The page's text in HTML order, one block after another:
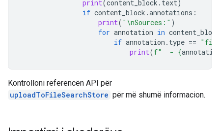
print(content_block . text)
if content_block .annotations :
print( " \nSources:" )
for annotation in content_block
if annotation . type ==
print(f"  - {
Kontrolloni referencën API për
uploadToFileSearchStore për më shumë informacion.